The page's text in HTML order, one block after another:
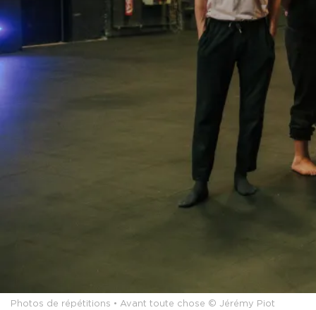
Photos de répétitions • Avant toute chose © Jérémy Piot